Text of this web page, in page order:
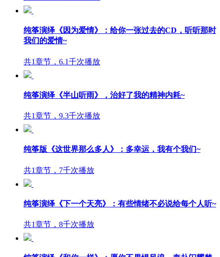
纯筝演绎《因为爱情》：给你一张过去的CD，听听那时
我们的爱情~
共1章节，6.1千次播放
纯筝演绎《半山听雨》，治好了我的精神内耗~
共1章节，9.3千次播放
纯筝版《这世界那么多人》：多幸运，我有个我们~
共1章节，7千次播放
纯筝演绎《下一个天亮》：有些情绪不必说给每个人听~
共1章节，8千次播放